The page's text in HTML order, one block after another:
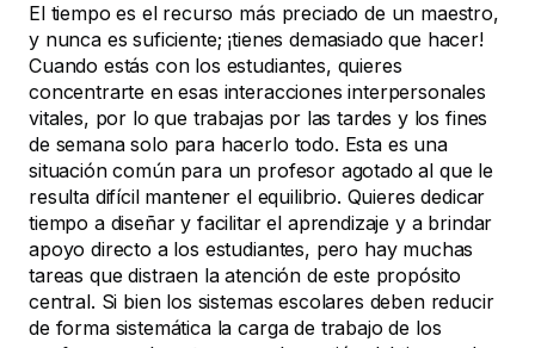
El tiempo es el recurso más preciado de un maestro,
y nunca es suficiente; ¡tienes demasiado que hacer!
Cuando estás con los estudiantes, quieres
concentrarte en esas interacciones interpersonales
vitales, por lo que trabajas por las tardes y los fines
de semana solo para hacerlo todo. Esta es una
situación común para un profesor agotado al que le
resulta difícil mantener el equilibrio. Quieres dedicar
tiempo a diseñar y facilitar el aprendizaje y a brindar
apoyo directo a los estudiantes, pero hay muchas
tareas que distraen la atención de este propósito
central. Si bien los sistemas escolares deben reducir
de forma sistemática la carga de trabajo de los